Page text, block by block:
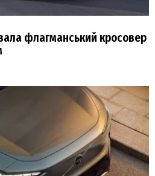
флагманський кросовер